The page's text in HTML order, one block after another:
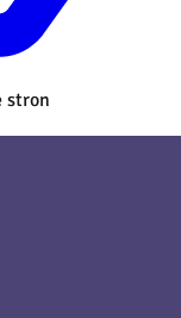
stron